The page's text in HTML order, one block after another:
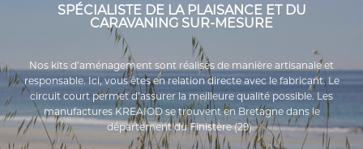
SPÉCIALISTE DE LA PLAISANCE ET DU
CARAVANING SUR-MESURE
Nos kits d’aménagement sont réalisés de manière artisanale et
responsable. Ici, vous êtes en relation directe avec le fabricant. Le
circuit court permet d’assurer la meilleure qualité possible. Les
manufactures KREAIOD se trouvent en Bretagne dans le
département du Finistère (29).